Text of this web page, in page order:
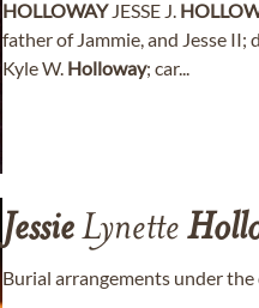
HOLLOWAYJESSE J.
father of Jammie, and Jesse II;
Kyle W. Holloway; car...
JessieLynette
Burial arrangements under